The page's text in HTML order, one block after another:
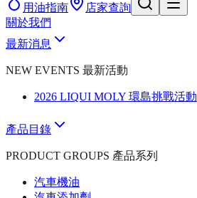
用油指南
店家查詢
關於我們
最新消息
NEW EVENTS 最新活動
2026 LIQUI MOLY 環島挑戰活動
產品目錄
PRODUCT GROUPS 產品系列
汽車機油